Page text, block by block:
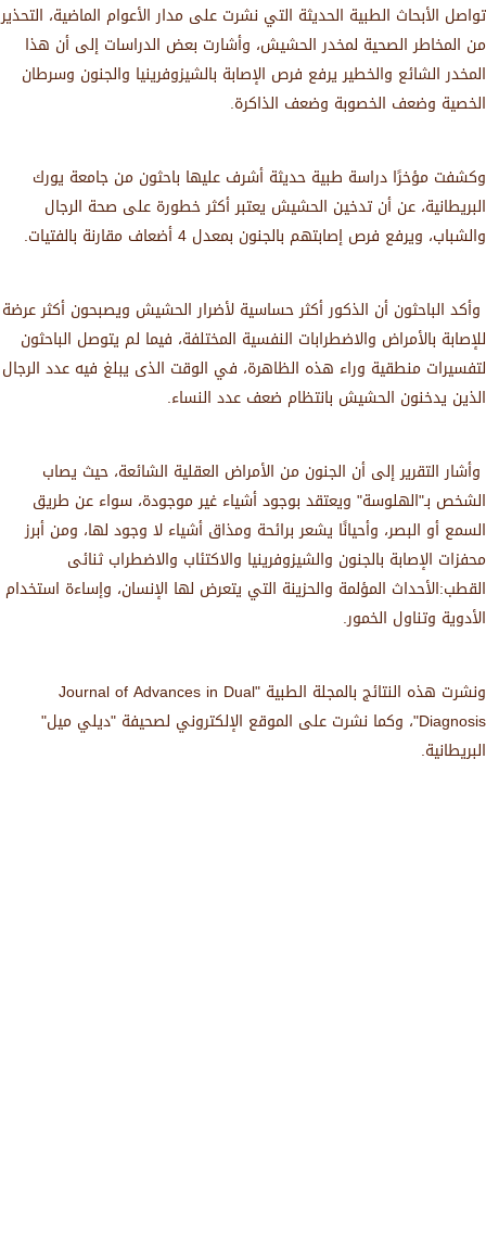
تواصل الأبحاث الطبية الحديثة التي نشرت على مدار الأعوام الماضية، التحذير
من المخاطر الصحية لمخدر الحشيش، وأشارت بعض الدراسات إلى أن هذا
المخدر الشائع والخطير يرفع فرص الإصابة بالشيزوفرينيا والجنون وسرطان
الخصية وضعف الخصوبة وضعف الذاكرة.
وكشفت مؤخرًا دراسة طبية حديثة أشرف عليها باحثون من جامعة يورك
البريطانية، عن أن تدخين الحشيش يعتبر أكثر خطورة على صحة الرجال
والشباب، ويرفع فرص إصابتهم بالجنون بمعدل 4 أضعاف مقارنة بالفتيات.
وأكد الباحثون أن الذكور أكثر حساسية لأضرار الحشيش ويصبحون أكثر عرضة
للإصابة بالأمراض والاضطرابات النفسية المختلفة، فيما لم يتوصل الباحثون
لتفسيرات منطقية وراء هذه الظاهرة، في الوقت الذى يبلغ فيه عدد الرجال
الذين يدخنون الحشيش بانتظام ضعف عدد النساء.
وأشار التقرير إلى أن الجنون من الأمراض العقلية الشائعة، حيث يصاب
الشخص بـ"الهلوسة" ويعتقد بوجود أشياء غير موجودة، سواء عن طريق
السمع أو البصر، وأحيانًا يشعر برائحة ومذاق أشياء لا وجود لها، ومن أبرز
محفزات الإصابة بالجنون والشيزوفرينيا والاكتئاب والاضطراب ثنائى
القطب:الأحداث المؤلمة والحزينة التي يتعرض لها الإنسان، وإساءة استخدام
الأدوية وتناول الخمور.
ونشرت هذه النتائج بالمجلة الطبية "Journal of Advances in Dual
Diagnosis"، وكما نشرت على الموقع الإلكتروني لصحيفة "ديلي ميل"
البريطانية.